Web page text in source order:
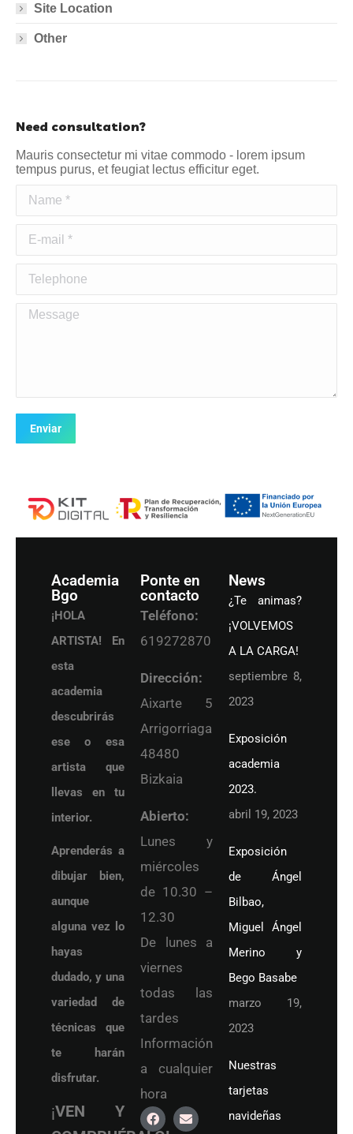
Site Location
Other
Need consultation?
Mauris consectetur mi vitae commodo - lorem ipsum
tempus purus, et feugiat lectus efficitur eget.
Message
Enviar
Academia
Bgo
¡HOLA
ARTISTA! En
esta
academia
descubrirás
ese o esa
artista que
llevas en tu
interior.
Aprenderás a
dibujar bien,
aunque
alguna vez lo
hayas
dudado, y una
variedad de
técnicas que
te harán
disfrutar.
¡VEN Y
Ponte en
contacto
Teléfono:
619272870
Dirección:
Aixarte 5
Arrigorriaga
48480
Bizkaia
Abierto:
Lunes y
miércoles
de 10.30 –
12.30
De lunes a
viernes
todas las
tardes
Información
a cualquier
hora
News
¿Te animas?
¡VOLVEMOS
A LA CARGA!
septiembre 8,
2023
Exposición
academia
2023.
abril 19, 2023
Exposición
de Ángel
Bilbao,
Miguel Ángel
Merino y
Bego Basabe
marzo 19,
2023
Nuestras
tarjetas
navideñas